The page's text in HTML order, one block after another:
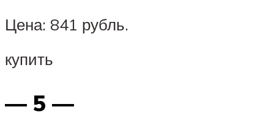
Цена: 841 рубль.
купить
— 5 —